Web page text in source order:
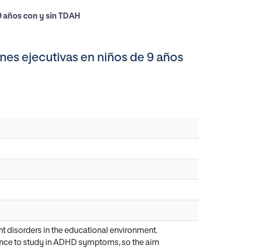
con y sin TDAH
ejecutivas en niños de 9 años
disorders in the educational environment.
to study in ADHD symptoms, so the aim